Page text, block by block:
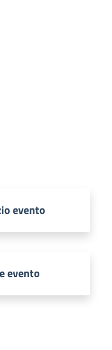
evento
evento